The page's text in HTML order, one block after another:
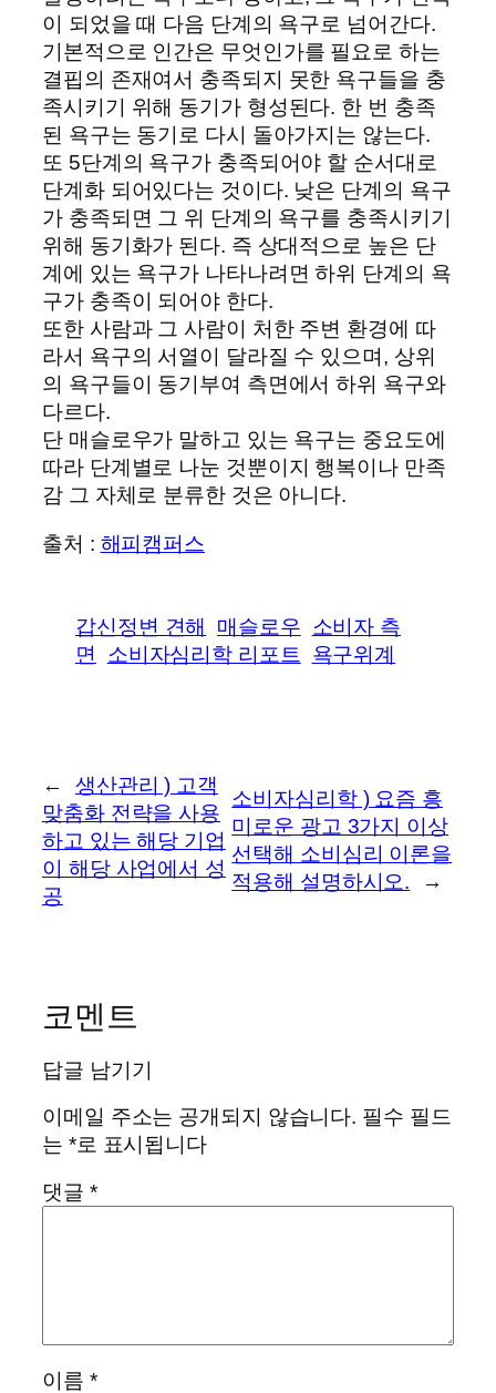
이 되었을 때 다음 단계의 욕구로 넘어간다.
기본적으로 인간은 무엇인가를 필요로 하는
결핍의 존재여서 충족되지 못한 욕구들을 충
족시키기 위해 동기가 형성된다. 한 번 충족
된 욕구는 동기로 다시 돌아가지는 않는다.
또 5단계의 욕구가 충족되어야 할 순서대로
단계화 되어있다는 것이다. 낮은 단계의 욕구
가 충족되면 그 위 단계의 욕구를 충족시키기
위해 동기화가 된다. 즉 상대적으로 높은 단
계에 있는 욕구가 나타나려면 하위 단계의 욕
구가 충족이 되어야 한다.
또한 사람과 그 사람이 처한 주변 환경에 따
라서 욕구의 서열이 달라질 수 있으며, 상위
의 욕구들이 동기부여 측면에서 하위 욕구와
다르다.
단 매슬로우가 말하고 있는 욕구는 중요도에
따라 단계별로 나눈 것뿐이지 행복이나 만족
감 그 자체로 분류한 것은 아니다.
출처 : 해피캠퍼스
갑신정변 견해 매슬로우 소비자 측
면
소비자심리학 리포트 욕구위계
←
생산관리 ) 고객
맞춤화 전략을 사용
하고 있는 해당 기업
이 해당 사업에서 성
공
소비자심리학 ) 요즘 흥
미로운 광고 3가지 이상
선택해 소비심리 이론을
적용해 설명하시오.
→
코멘트
답글 남기기
이메일 주소는 공개되지 않습니다. 필수 필드
는 *로 표시됩니다
댓글 *
이름 *